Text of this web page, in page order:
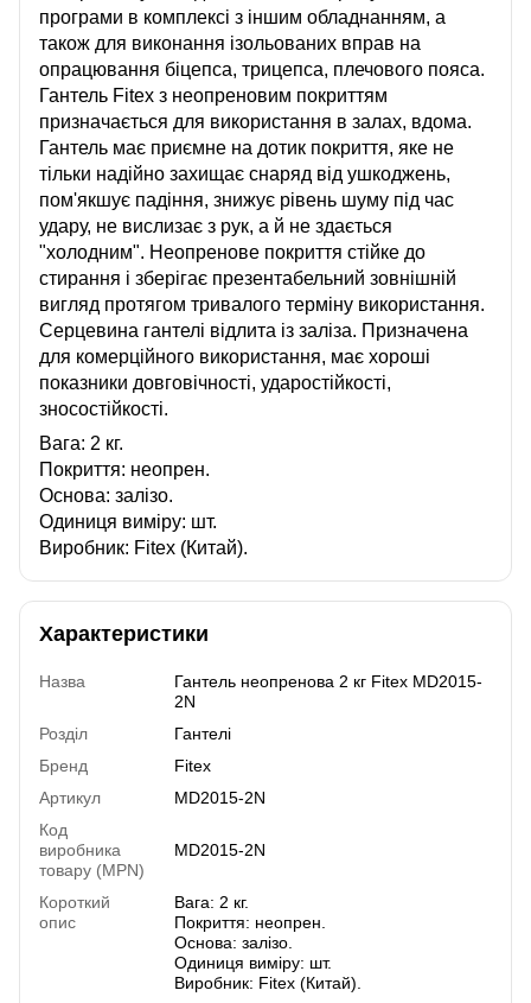
програми в комплексі з іншим обладнанням, а
також для виконання ізольованих вправ на
опрацювання біцепса, трицепса, плечового пояса.
Гантель Fitex з неопреновим покриттям
призначається для використання в залах, вдома.
Гантель має приємне на дотик покриття, яке не
тільки надійно захищає снаряд від ушкоджень,
пом'якшує падіння, знижує рівень шуму під час
удару, не вислизає з рук, а й не здається
"холодним". Неопренове покриття стійке до
стирання і зберігає презентабельний зовнішній
вигляд протягом тривалого терміну використання.
Серцевина гантелі відлита із заліза. Призначена
для комерційного використання, має хороші
показники довговічності, ударостійкості,
зносостійкості.
Вага: 2 кг.
Покриття: неопрен.
Основа: залізо.
Одиниця виміру: шт.
Виробник: Fitex (Китай).
Характеристики
Назва
Гантель неопренова 2 кг Fitex MD2015-
2N
Розділ
Гантелі
Бренд
Fitex
Артикул
MD2015-2N
Код
виробника
товару (MPN)
MD2015-2N
Короткий
опис
Вага: 2 кг.
Покриття: неопрен.
Основа: залізо.
Одиниця виміру: шт.
Виробник: Fitex (Китай).